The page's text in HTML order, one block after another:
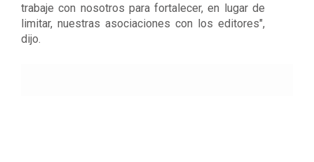
trabaje con nosotros para fortalecer, en lugar de
limitar, nuestras asociaciones con los editores",
dijo.